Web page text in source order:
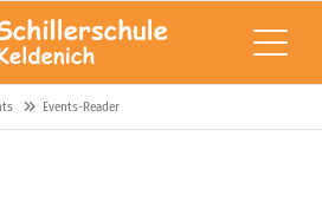
Events-Reader